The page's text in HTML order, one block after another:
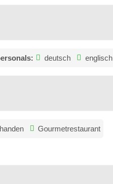
deutsch englisch
Gourmetrestaurant